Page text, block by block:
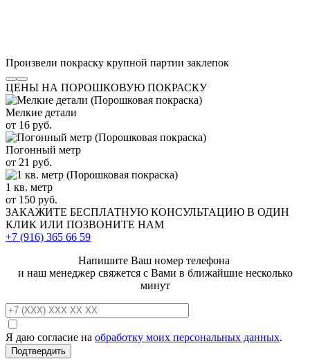
Произвели покраску крупной партии заклепок
ЦЕНЫ НА ПОРОШКОВУЮ ПОКРАСКУ
Мелкие детали
от 16 руб.
Погонный метр
от 21 руб.
1 кв. метр
от 150 руб.
ЗАКАЖИТЕ БЕСПЛАТНУЮ КОНСУЛЬТАЦИЮ В ОДИН
КЛИК ИЛИ ПОЗВОНИТЕ НАМ
+7 (916) 365 66 59
Напишите Ваш номер телефона
и наш менеджер свяжется с Вами в ближайшие несколько
минут
Я даю согласие на обработку моих персональных данных.